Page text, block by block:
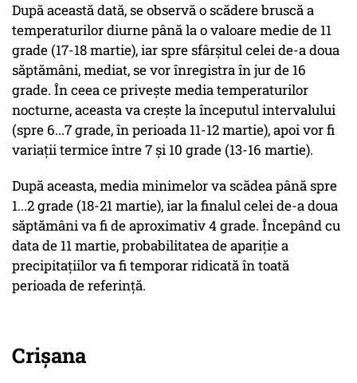
După această dată, se observă o scădere bruscă a
temperaturilor diurne până la o valoare medie de 11
grade (17-18 martie), iar spre sfârșitul celei de-a doua
săptămâni, mediat, se vor înregistra în jur de 16
grade. În ceea ce privește media temperaturilor
nocturne, aceasta va crește la începutul intervalului
(spre 6...7 grade, în perioada 11-12 martie), apoi vor fi
variații termice între 7 și 10 grade (13-16 martie).
După aceasta, media minimelor va scădea până spre
1...2 grade (18-21 martie), iar la finalul celei de-a doua
săptămâni va fi de aproximativ 4 grade. Începând cu
data de 11 martie, probabilitatea de apariție a
precipitațiilor va fi temporar ridicată în toată
perioada de referință.
Crișana